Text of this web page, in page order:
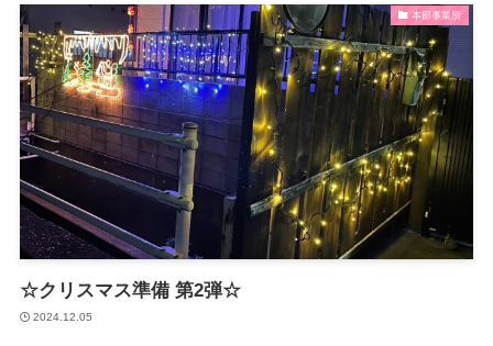
本部事業所
☆クリスマス準備 第2弾☆
2024.12.05